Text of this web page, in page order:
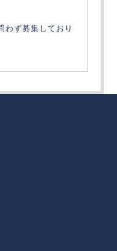
わず募集しており